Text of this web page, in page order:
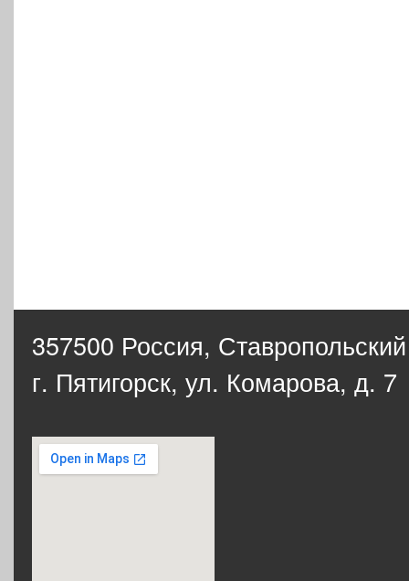
357500 Россия,
г. Пятигорск, ул. Комарова, д. 7